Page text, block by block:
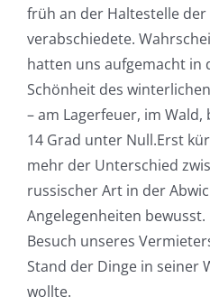
früh an der Haltestelle der
verabschiedete.
hatten uns aufgemacht in
Schönheit des
– am Lagerfeuer, im Wald,
14 Grad unter Null.Erst
mehr der Unterschied
russischer Art in der
Angelegenheiten
Besuch unseres
Stand der Dinge in seiner
wollte.